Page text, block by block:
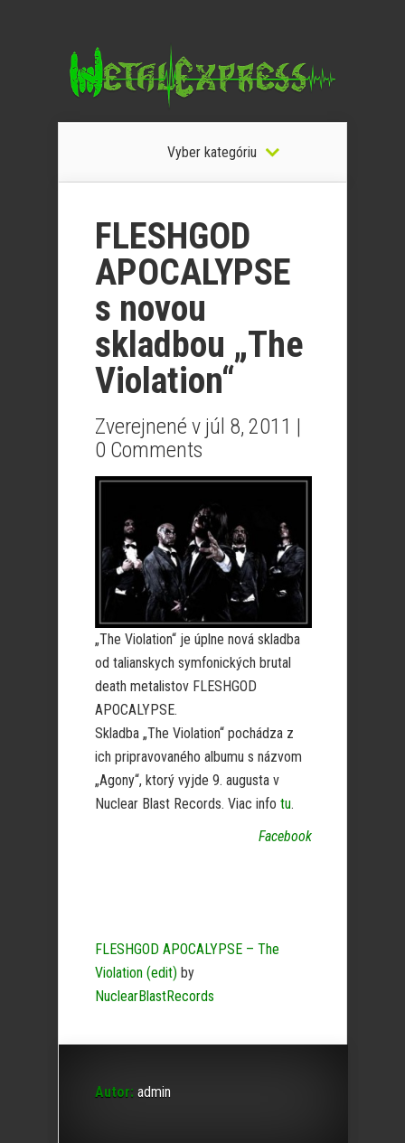
Vyber kategóriu
FLESHGOD
APOCALYPSE
s novou
skladbou „The
Violation“
Zverejnené v júl 8, 2011 |
0 Comments
„The Violation“ je úplne nová skladba
od talianskych symfonických brutal
death metalistov FLESHGOD
APOCALYPSE.
Skladba „The Violation“ pochádza z
ich pripravovaného albumu s názvom
„Agony“, ktorý vyjde 9. augusta v
Nuclear Blast Records. Viac info tu.
Facebook
FLESHGOD APOCALYPSE – The
Violation (edit) by
NuclearBlastRecords
Autor: admin